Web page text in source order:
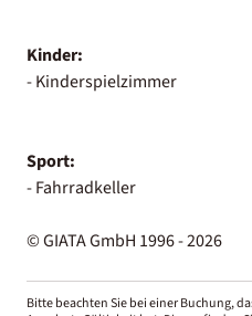
Kinder:
- Kinderspielzimmer
Sport:
- Fahrradkeller
© GIATA GmbH 1996 - 2026
Bitte beachten Sie bei einer Buchung,